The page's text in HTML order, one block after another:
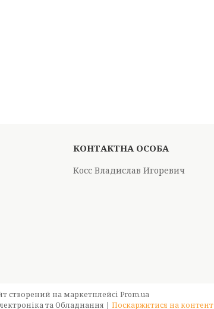
Косс Владислав Игоревич
створений на маркетплейсі Prom.ua
Best & Big - Оптовий магазин для HoReCa, Декор, Електроніка та Обладнання | Поскаржитися на контент